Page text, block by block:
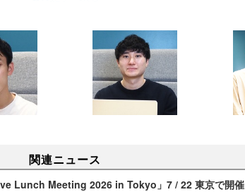
関連ニュース
Lunch Meeting 2026 in Tokyo」7 / 22 東京で開催